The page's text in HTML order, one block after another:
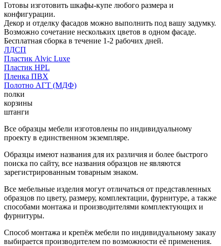
Готовы изготовить шкафы-купе любого размера и
конфигурации.
Декор и отделку фасадов можно выполнить под вашу задумку.
Возможно сочетание нескольких цветов в одном фасаде.
Бесплатная сборка в течение 1-2 рабочих дней.
ЛДСП
Пластик Alvic Luxe
Пластик HPL
Пленка ПВХ
Полотно АГТ (МДФ)
полки
корзины
штанги
Все образцы мебели изготовлены по индивидуальному
проекту в единственном экземпляре.
Образцы имеют названия для их различия и более быстрого
поиска по сайту, все названия образцов не являются
зарегистрированным товарным знаком.
Все мебельные изделия могут отличаться от представленных
образцов по цвету, размеру, комплектации, фурнитуре, а также
способами монтажа и производителями комплектующих и
фурнитуры.
Способ монтажа и крепёж мебели по индивидуальному заказу
выбирается производителем по возможности её применения.